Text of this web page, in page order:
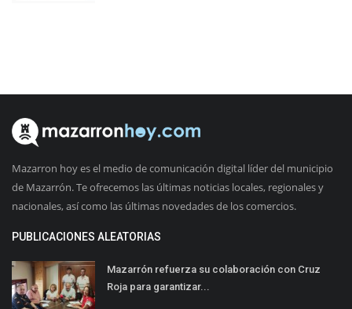
Mazarron hoy es el medio de comunicación digital líder del municipio
de Mazarrón. Te ofrecemos las últimas noticias locales, regionales y
nacionales, así como las últimas novedades de los comercios.
PUBLICACIONES ALEATORIAS
Mazarrón refuerza su colaboración con Cruz
Roja para garantizar...